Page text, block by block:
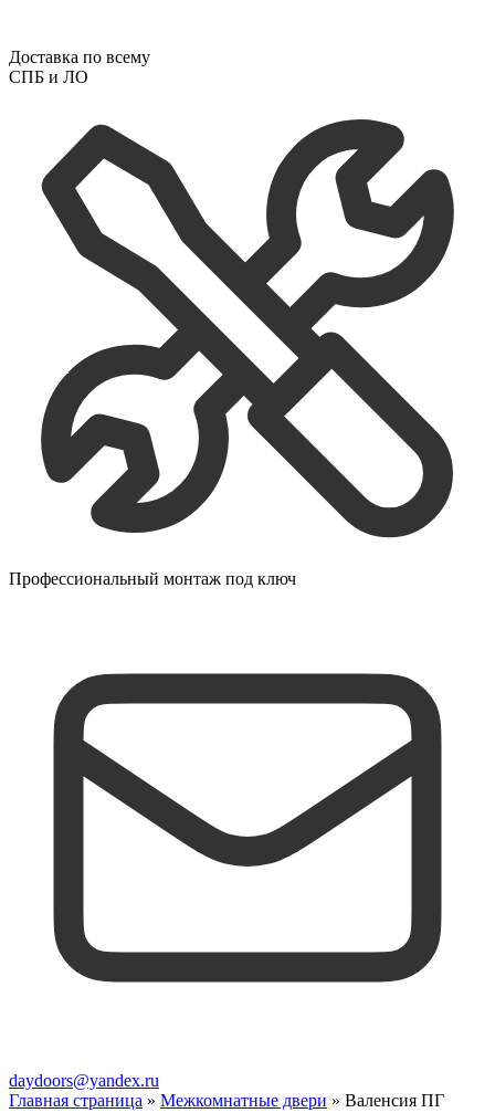
Доставка по всему
СПБ и ЛО
Профессиональный монтаж под ключ
daydoors@yandex.ru
Главная страница » Межкомнатные двери » Валенсия ПГ